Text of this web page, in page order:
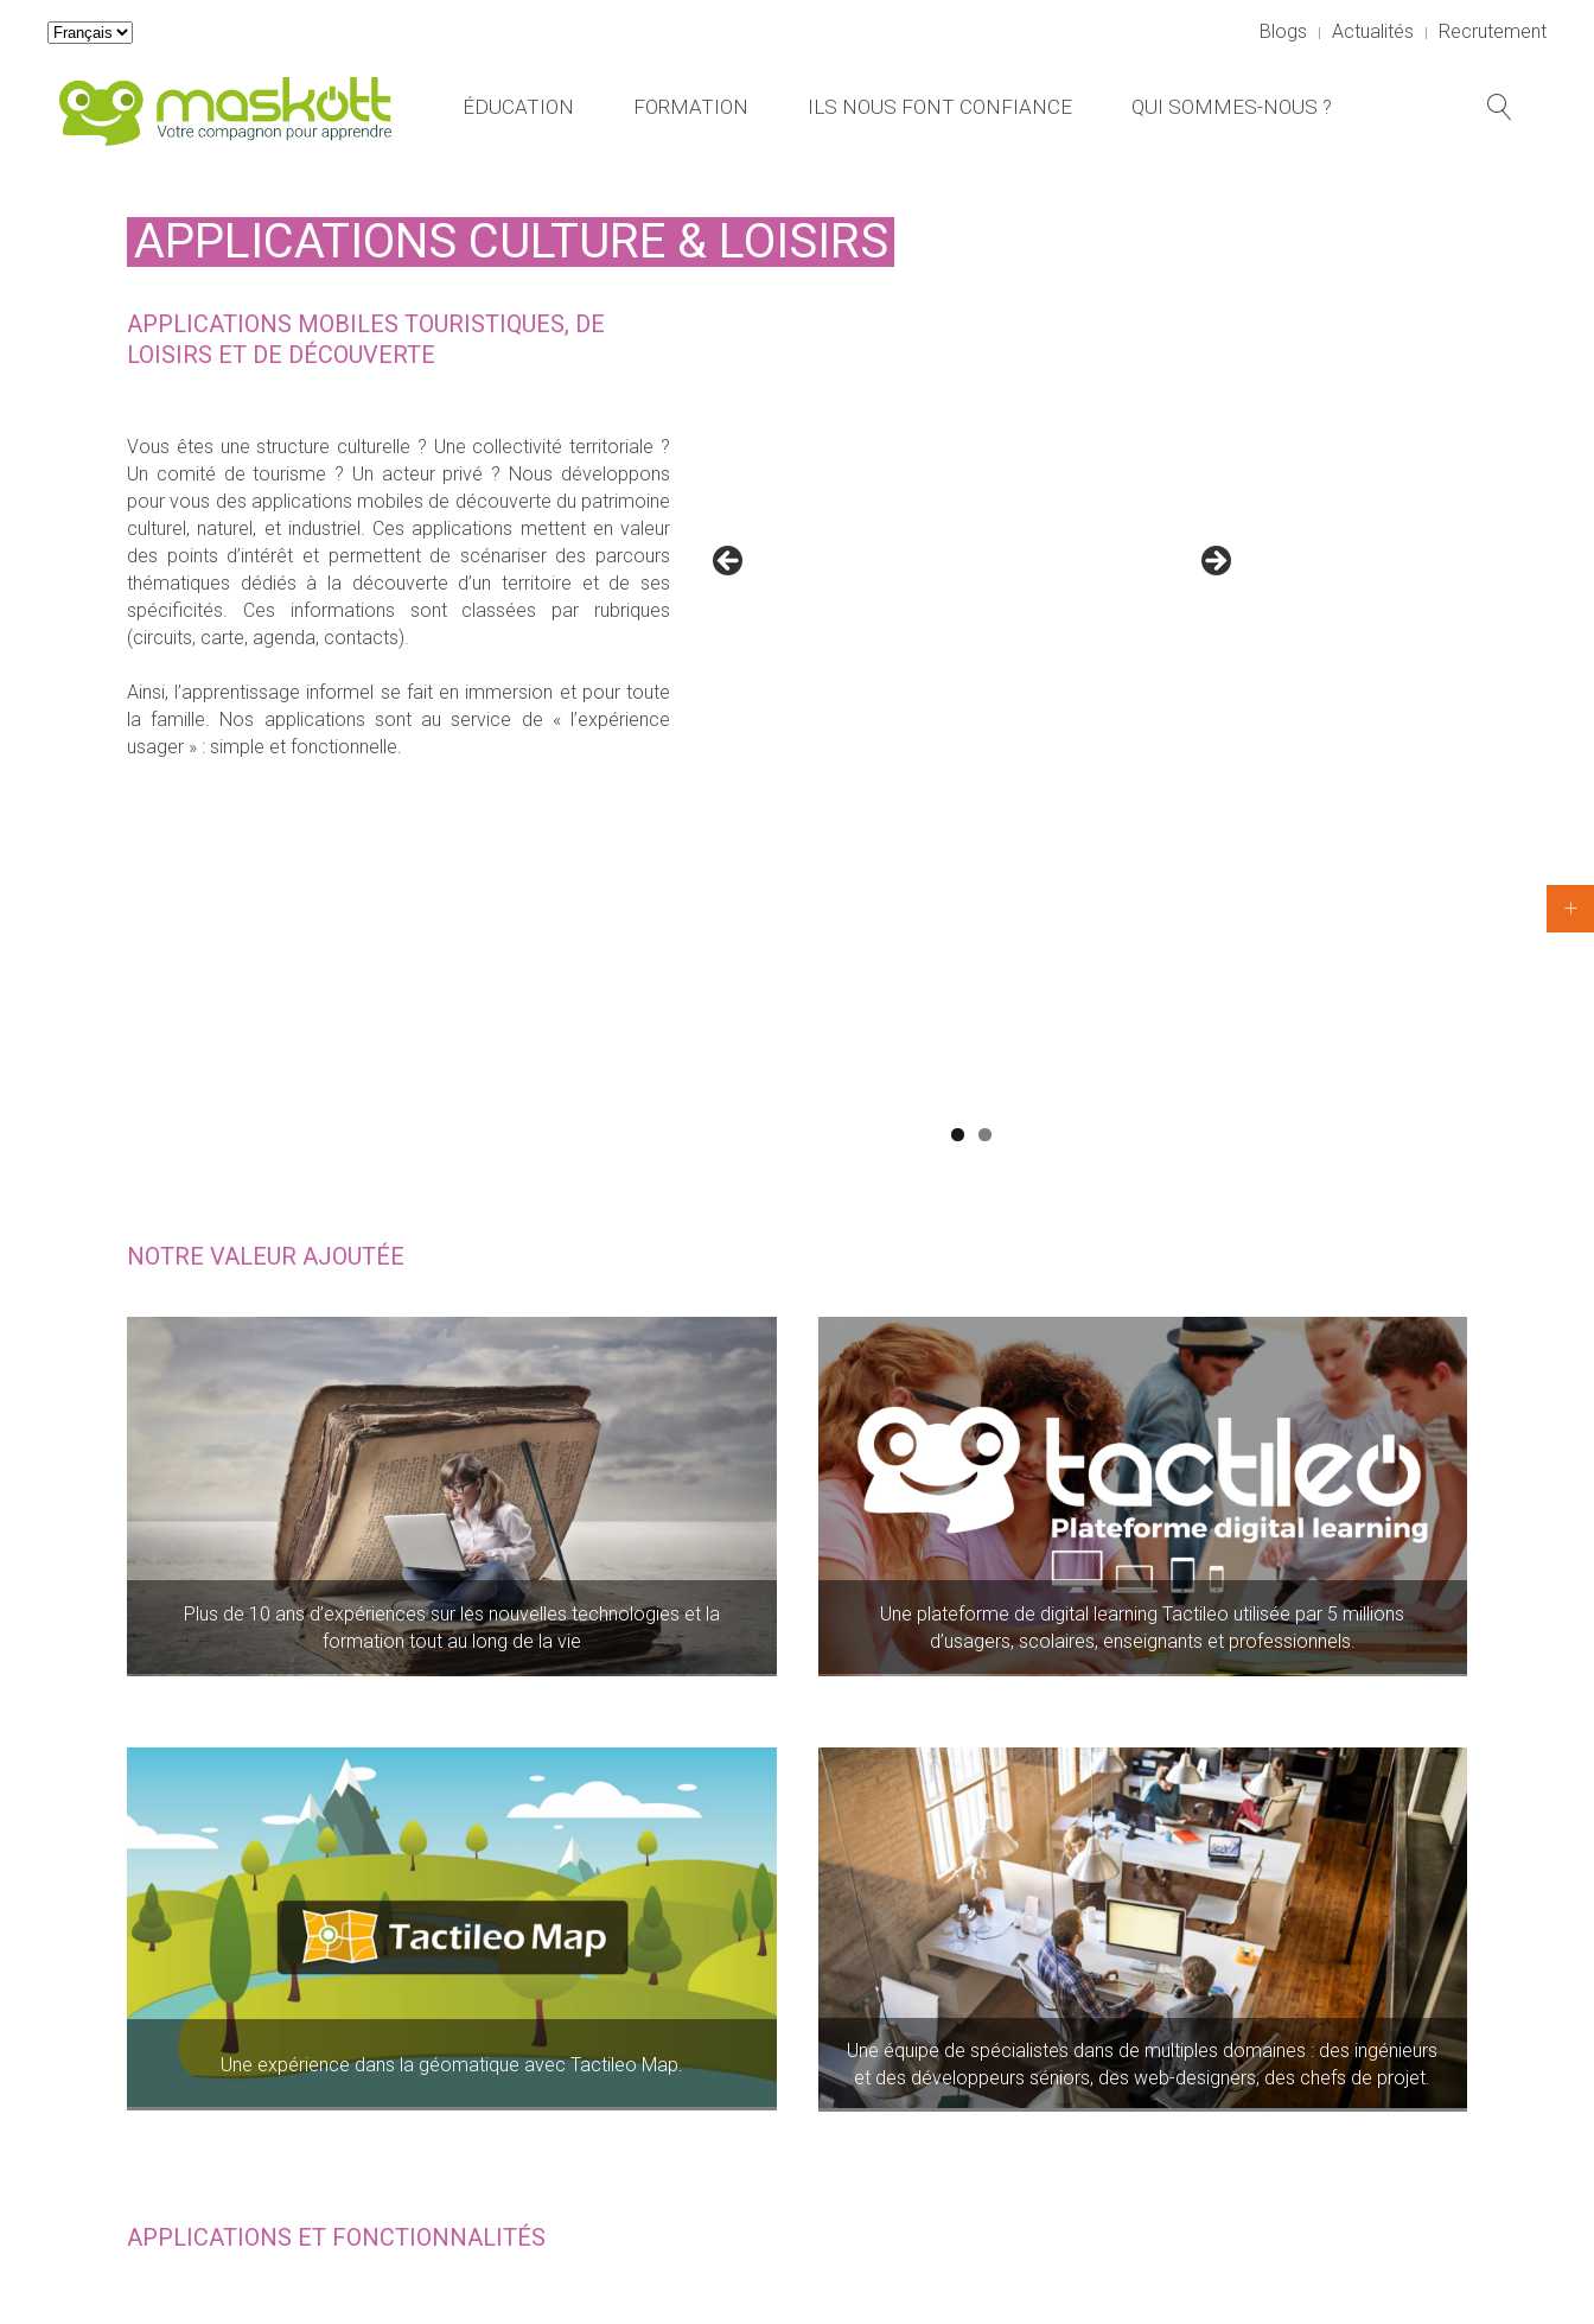
Choisir
langue
Blogs Actualités Recrutement
ÉDUCATION FORMATION ILS NOUS FONT CONFIANCE QUI SOMMES-NOUS ?
APPLICATIONS CULTURE & LOISIRS
APPLICATIONS MOBILES TOURISTIQUES, DE
LOISIRS ET DE DÉCOUVERTE
Vous êtes une structure culturelle ? Une collectivité territoriale ?
Un comité de tourisme ? Un acteur privé ? Nous développons
pour vous des applications mobiles de découverte du patrimoine
culturel, naturel, et industriel. Ces applications mettent en valeur
des points d’intérêt et permettent de scénariser des parcours
thématiques dédiés à la découverte d’un territoire et de ses
spécificités. Ces informations sont classées par rubriques
(circuits, carte, agenda, contacts).
Ainsi, l’apprentissage informel se fait en immersion et pour toute
la famille. Nos applications sont au service de « l’expérience
usager » : simple et fonctionnelle.
NOTRE VALEUR AJOUTÉE
Plus de 10 ans d’expériences sur les nouvelles technologies et la
formation tout au long de la vie
Une plateforme de digital learning Tactileo utilisée par 5 millions
d’usagers, scolaires, enseignants et professionnels.
Une expérience dans la géomatique avec Tactileo Map.
Une équipe de spécialistes dans de multiples domaines : des ingénieurs
et des développeurs séniors, des web-designers, des chefs de projet.
APPLICATIONS ET FONCTIONNALITÉS